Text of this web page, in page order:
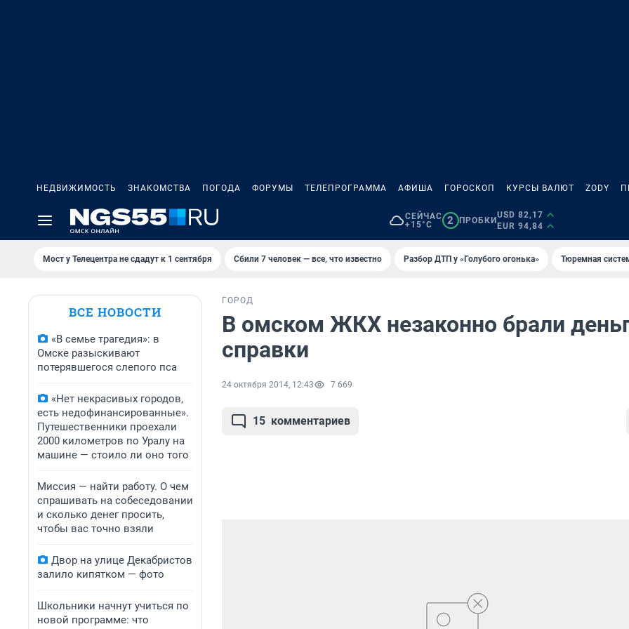
НЕДВИЖИМОСТЬ ЗНАКОМСТВА ПОГОДА ФОРУМЫ ТЕЛЕПРОГРАММА АФИША ГОРОСКОП КУРСЫ ВАЛЮТ ZODY
СЕЙЧАС
+15°C
2 ПРОБКИ
USD 82,17
EUR 94,84
Мост у Телецентра не сдадут к 1 сентября Сбили 7 человек — все, что известно Разбор ДТП у «Голубого огонька» Тюремная
ВСЕ НОВОСТИ
«В семье трагедия»: в
Омске разыскивают
потерявшегося слепого пса
«Нет некрасивых городов,
есть недофинансированные».
Путешественники проехали
2000 километров по Уралу на
машине — стоило ли оно того
Миссия — найти работу. О чем
спрашивать на собеседовании
и сколько денег просить,
чтобы вас точно взяли
Двор на улице Декабристов
залило кипятком — фото
Школьники начнут учиться по
новой программе: что
ГОРОД
В омском ЖКХ незаконно брали
справки
24 октября 2014, 12:43 7 669
15 комментариев